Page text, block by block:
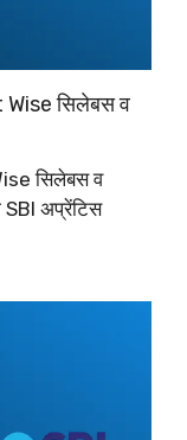
सिलेबस व
सिलेबस व
SBI अप्रेंटिस